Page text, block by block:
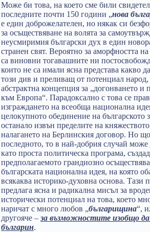
Може би това, на което сме били
последните почти 150 години „нова
е един доброжелателен, но някак си
за осъществяване на волята за
неусмиримия български дух в един
странен свят. Вероятно за аморфността
са виновни тогавашните ни
които не са имали ясна представа какво
този див и преливащ от потенциал народ,
абстрактна концепция за „догонването и
към Европа“. Парадоксално с това се
изграждането на всеобща национална
целокупното обединение на българското
останало извън пределите на
налагането на Берлинския договор. Но
последното, то в най-добрия случай може
като проста политическа програма,
предполагаемото грандиозно
българската национална идея, на която
всякаква историко-духовна основа. Тази
предлага ясна и радикална мисъл за
исторически потенциал на това, което
наричат с много любов „българищина“,
другояче – за възможностите изобщо
българин.